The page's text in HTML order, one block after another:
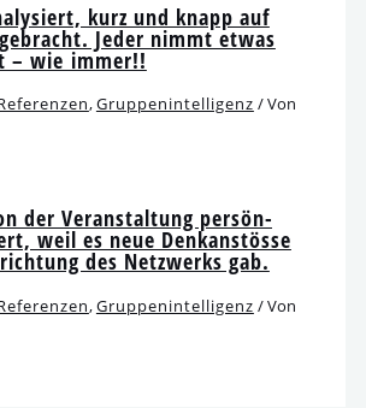
kurz und knapp auf
Jeder nimmt etwas
– wie immer!!
,Gruppenintelligenz / Von
der Veranstaltung per­sön­
weil es neue Denkanstösse
des Netzwerks gab.
,Gruppenintelligenz / Von